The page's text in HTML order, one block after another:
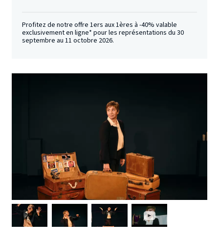
Profitez de notre offre 1ers aux 1ères à -40% valable
exclusivement en ligne* pour les représentations du 30
septembre au 11 octobre 2026.